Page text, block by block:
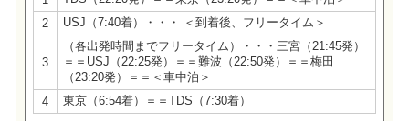
2
USJ（7:40着）・・・ ＜到着後、フリータイム＞
3
（各出発時間までフリータイム）・・・三宮（21:45発）
＝＝USJ（22:25発）＝＝難波（22:50発）＝＝梅田
（23:20発）＝＝＜車中泊＞
4
東京（6:54着）＝＝TDS（7:30着）